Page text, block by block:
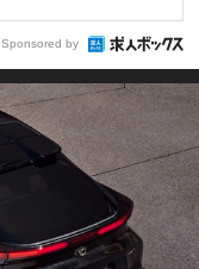
Sponsored by